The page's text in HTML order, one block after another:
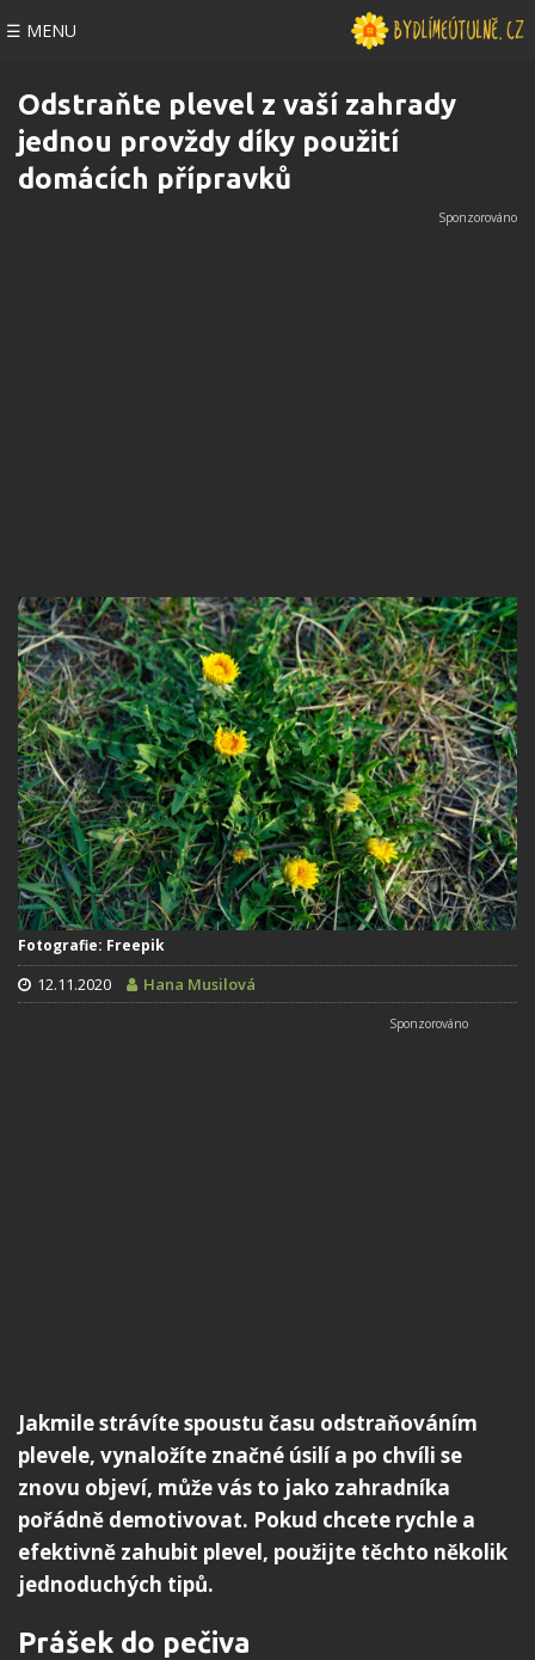
☰ MENU
Odstraňte plevel z vaší zahrady
jednou provždy díky použití
domácích přípravků
Fotografie: Freepik
12.11.2020 Hana Musilová
Jakmile strávíte spoustu času odstraňováním
plevele, vynaložíte značné úsilí a po chvíli se
znovu objeví, může vás to jako zahradníka
pořádně demotivovat. Pokud chcete rychle a
efektivně zahubit plevel, použijte těchto několik
jednoduchých tipů.
Prášek do pečiva